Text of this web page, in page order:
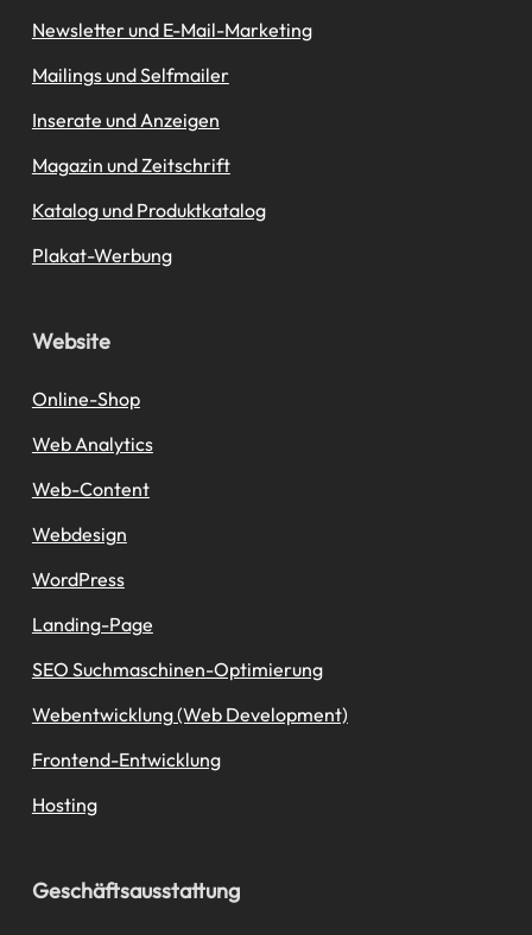
Newsletter und E-Mail-Marketing
Mailings und Selfmailer
Inserate und Anzeigen
Magazin und Zeitschrift
Katalog und Produktkatalog
Plakat-Werbung
Website
Online-Shop
Web Analytics
Web-Content
Webdesign
WordPress
Landing-Page
SEO Suchmaschinen-Optimierung
Webentwicklung (Web Development)
Frontend-Entwicklung
Hosting
Geschäftsausstattung